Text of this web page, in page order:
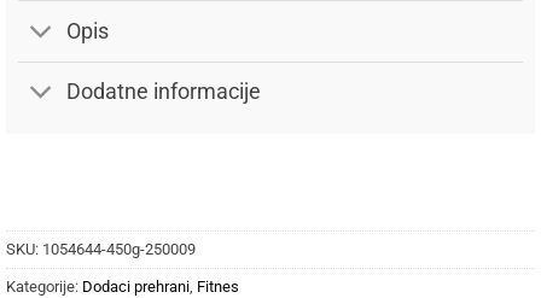
Opis
Dodatne informacije
SKU: 1054644-450g-250009
Kategorije: Dodaci prehrani, Fitnes